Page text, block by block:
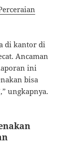
di kantor di
Ancaman
ini
bisa
ungkapnya.